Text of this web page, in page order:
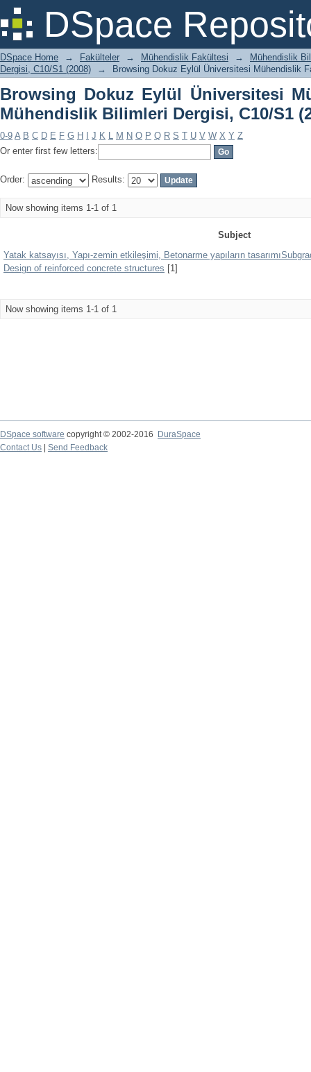
DSpace
Browsing Dokuz Eylül Üniversitesi
Dergisi, C10/S1 (2008) by Subject
DSpace Home → Fakülteler → Mühendislik Fakültesi →
Mühendislik
Dergisi, C10/S1 (2008)
→ Browsing Dokuz Eylül Üniversitesi Mühendislik
Browsing Dokuz Eylül Üniversitesi
Mühendislik Bilimleri Dergisi, C10/S1
0-9 A B C D E F G H J K L M N O P Q R S T U V W X Y Z
Or enter first few letters:
Order: Results:
Now showing items 1-1 of 1
Subject
Yatak katsayısı, Yapı-zemin etkileşimi, Betonarme yapıların
Design of reinforced concrete structures [1]
Now showing items 1-1 of 1
DSpace software copyright © 2002-2016
DuraSpace
Contact Us
Send Feedback